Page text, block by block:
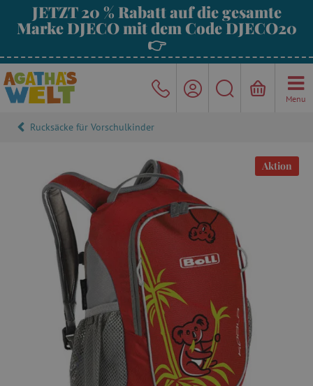
JETZT 20 % Rabatt auf die gesamte
Marke DJECO mit dem Code DJECO20
👉
Menu
Rucksäcke für Vorschulkinder
Aktion